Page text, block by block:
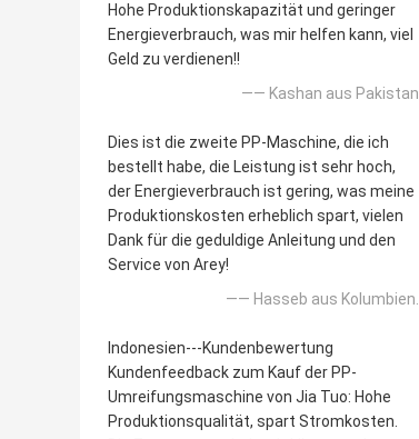
Hohe Produktionskapazität und geringer
Energieverbrauch, was mir helfen kann, viel
Geld zu verdienen!!
—— Kashan aus Pakistan
Dies ist die zweite PP-Maschine, die ich
bestellt habe, die Leistung ist sehr hoch,
der Energieverbrauch ist gering, was meine
Produktionskosten erheblich spart, vielen
Dank für die geduldige Anleitung und den
Service von Arey!
—— Hasseb aus Kolumbien.
Indonesien---Kundenbewertung
Kundenfeedback zum Kauf der PP-
Umreifungsmaschine von Jia Tuo: Hohe
Produktionsqualität, spart Stromkosten.